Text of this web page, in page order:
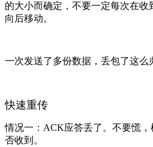
的大小而确定，不要一定每次在
向后移动。
一次发送了多份数据，丢包了这么
快速重传
情况一：ACK应答丢了。不要慌
否收到。